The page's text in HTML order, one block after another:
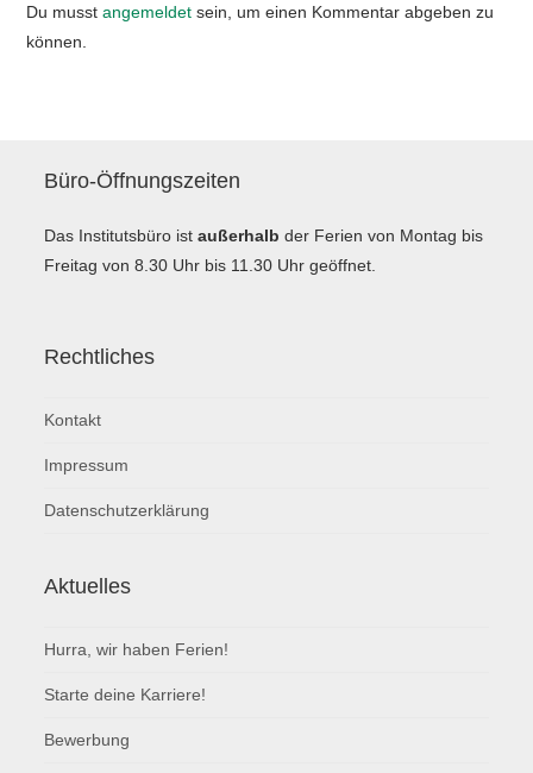
Du musstangemeldet sein, um einen Kommentar abgeben zu
können.
Büro-Öffnungszeiten
Das Institutsbüro istaußerhalb der Ferien von Montag bis
Freitag von 8.30 Uhr bis 11.30 Uhr geöffnet.
Rechtliches
Kontakt
Impressum
Datenschutzerklärung
Aktuelles
Hurra, wir haben Ferien!
Starte deine Karriere!
Bewerbung